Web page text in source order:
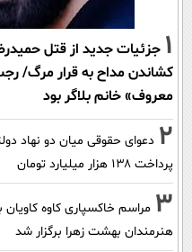
1 جزئیات جدید از قتل
معروف» خانم بلاگر بود
2 دعوای حقوقی میان دو نهاد
پرداخت ۱۳۸ هزار میلیارد تومان
3 مراسم خاکسپاری کاوه کاویان
هنرمندان بهشت زهرا برگزار شد